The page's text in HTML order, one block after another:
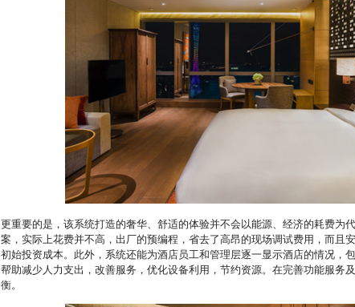
更重要的是，该系统打造的奢华、舒适的体验并不会以能源、经济的耗费为
案，实际上花费并不高，出厂的预编程，省去了高昂的现场调试费用，而且
初始投资成本。此外，系统还能为酒店员工和管理层逐一显示酒店的情况，
帮助减少人力支出，改善服务，优化设备利用，节约资源。在完善功能服务
衡。